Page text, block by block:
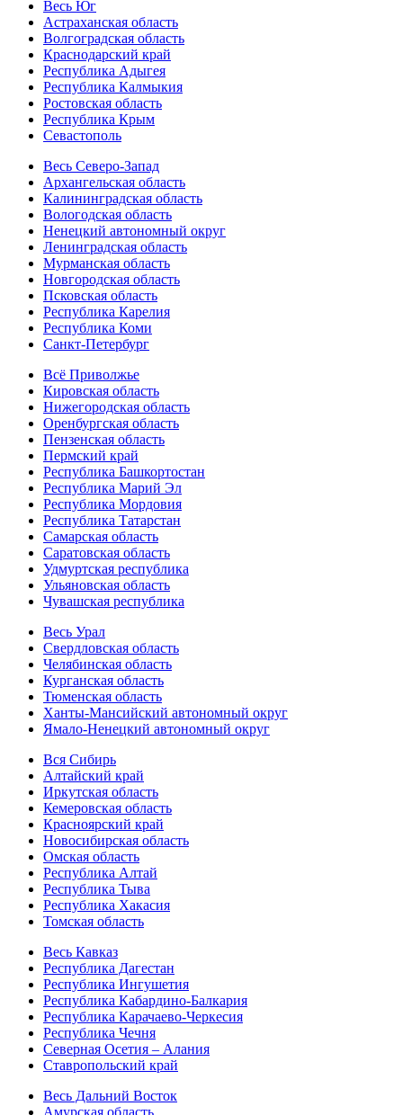
Весь Юг
Астраханская область
Волгоградская область
Краснодарский край
Республика Адыгея
Республика Калмыкия
Ростовская область
Республика Крым
Севастополь
Весь Северо-Запад
Архангельская область
Калининградская область
Вологодская область
Ненецкий автономный округ
Ленинградская область
Мурманская область
Новгородская область
Псковская область
Республика Карелия
Республика Коми
Санкт-Петербург
Всё Приволжье
Кировская область
Нижегородская область
Оренбургская область
Пензенская область
Пермский край
Республика Башкортостан
Республика Марий Эл
Республика Мордовия
Республика Татарстан
Самарская область
Саратовская область
Удмуртская республика
Ульяновская область
Чувашская республика
Весь Урал
Свердловская область
Челябинская область
Курганская область
Тюменская область
Ханты-Мансийский автономный округ
Ямало-Ненецкий автономный округ
Вся Сибирь
Алтайский край
Иркутская область
Кемеровская область
Красноярский край
Новосибирская область
Омская область
Республика Алтай
Республика Тыва
Республика Хакасия
Томская область
Весь Кавказ
Республика Дагестан
Республика Ингушетия
Республика Кабардино-Балкария
Республика Карачаево-Черкесия
Республика Чечня
Северная Осетия – Алания
Ставропольский край
Весь Дальний Восток
Амурская область